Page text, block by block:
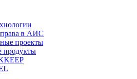
в АИС
проекты
продукты